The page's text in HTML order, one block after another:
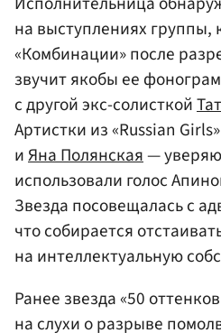
на выступлениях группы,
«Комбинации» после
звучит якобы ее
с другой экс-солисткой
Артистки из «Russian
иЯна Полянская—
использовали голос
Звезда посовещалась с
что собирается
на интеллектуальную
Ранее звезда «50
на слухи о разрыве